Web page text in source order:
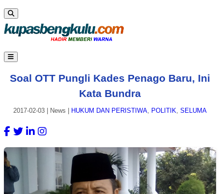
Soal OTT Pungli Kades Penago Baru, Ini
Kata Bundra
2017-02-03 News HUKUM DAN PERISTIWA, POLITIK, SELUMA